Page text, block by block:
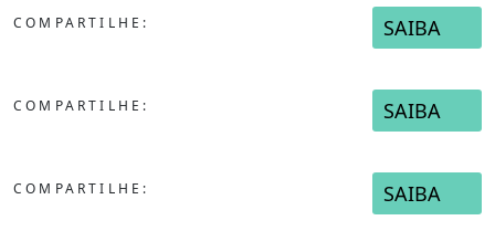
COMPARTILHE: SAIBA
COMPARTILHE: SAIBA
COMPARTILHE: SAIBA